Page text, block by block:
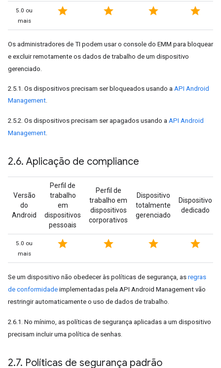
5.0 ou
mais
star star star star
Os administradores de TI podem usar o console do EMM para bloquear
e excluir remotamente os dados de trabalho de um dispositivo
gerenciado.
2.5.1. Os dispositivos precisam ser bloqueados usando a API Android
Management.
2.5.2. Os dispositivos precisam ser apagados usando a API Android
Management.
2.6. Aplicação de compliance
Versão
do
Android
Perfil de
trabalho
em
dispositivos
pessoais
Perfil de
trabalho em
dispositivos
corporativos
Dispositivo
totalmente
gerenciado
Dispositivo
dedicado
5.0 ou
mais
star star star star
Se um dispositivo não obedecer às políticas de segurança, as regras
de conformidade implementadas pela API Android Management vão
restringir automaticamente o uso de dados de trabalho.
2.6.1. No mínimo, as políticas de segurança aplicadas a um dispositivo
precisam incluir uma política de senhas.
2.7. Políticas de segurança padrão